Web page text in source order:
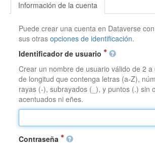
Información de la cuenta
Puede crear una cuenta en Dataverse
sus otrasopciones de identificación.
Identificador de usuario
Crear un nombre de usuario válido de 2
de longitud que contenga letras (a-Z),
rayas (-), subrayados (_), y puntos (.) sin
acentuados ni eñes.
Contraseña